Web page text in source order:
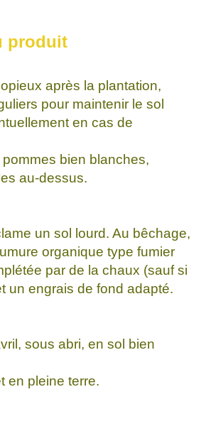
produit
après la plantation,
pour maintenir le sol
en cas de
bien blanches,
au-dessus.
un sol lourd. Au bêchage,
organique type fumier
par de la chaux (sauf si
un engrais de fond adapté.
sous abri, en sol bien
en pleine terre.